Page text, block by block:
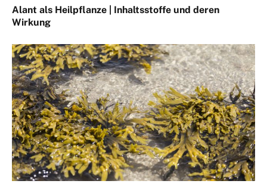
Alant als Heilpflanze | Inhaltsstoffe und deren
Wirkung